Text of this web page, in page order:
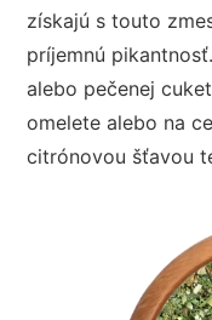
získajú s touto
príjemnú
alebo pečenej
omelete alebo na
citrónovou šťavou